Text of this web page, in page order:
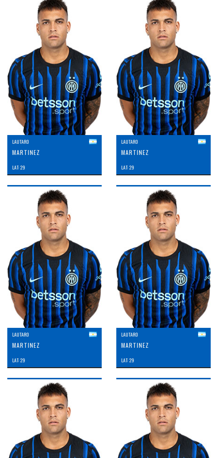
LAUTARO
MARTINEZ
LAT: 29
LAUTARO
MARTINEZ
LAT: 29
LAUTARO
MARTINEZ
LAT: 29
LAUTARO
MARTINEZ
LAT: 29